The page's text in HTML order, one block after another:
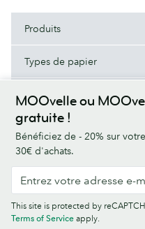
MOOvelle ou
gratuite !
Bénéficiez de - 20% sur
30€ d'achats.
This site is protected by
Terms of Service apply.
Produits
Types de papier
À Propos de MOO
Conditions générales
Sitemap